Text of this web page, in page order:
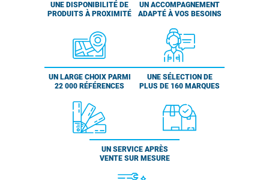
UNE DISPONIBILITÉ DE
PRODUITS À PROXIMITÉ
UN ACCOMPAGNEMENT
ADAPTÉ À VOS BESOINS
UN LARGE CHOIX PARMI
22 000 RÉFÉRENCES
UNE SÉLECTION DE
PLUS DE 160 MARQUES
UN SERVICE APRÈS
VENTE SUR MESURE